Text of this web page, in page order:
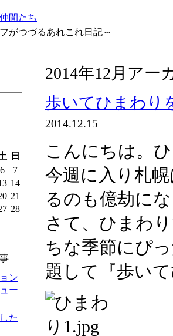
間たち
がつづるあれこれ日記～
2014年12月アー
歩いてひまわり
2014.12.15
こんにちは。
今週に入り札
るのも億劫に
さて、ひまわ
ちな季節にぴ
題して『歩い
日
6
7
14
21
28
ン
ー
た